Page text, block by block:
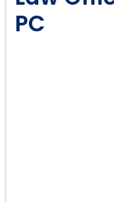
PC